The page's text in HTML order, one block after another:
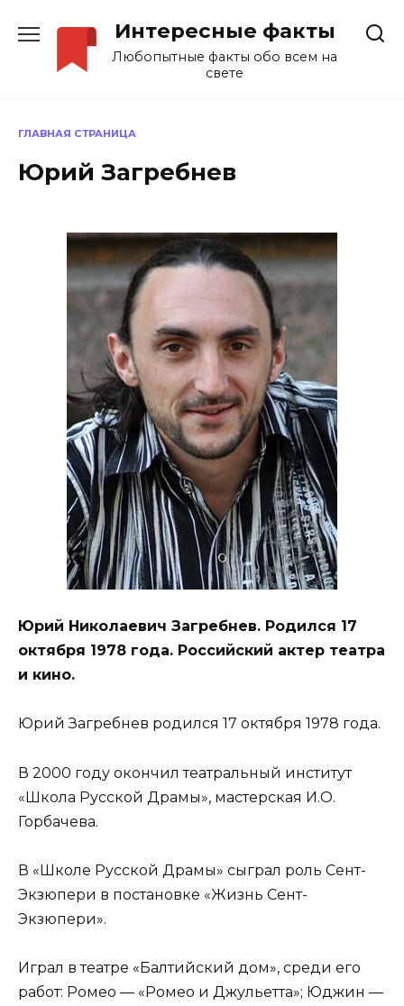
содержанию
Интересные факты
Любопытные факты обо всем на
свете
ГЛАВНАЯ СТРАНИЦА
Юрий Загребнев
Юрий Николаевич Загребнев. Родился 17
октября 1978 года. Российский актер театра
и кино.
Юрий Загребнев родился 17 октября 1978 года.
В 2000 году окончил театральный институт
«Школа Русской Драмы», мастерская И.О.
Горбачева.
В «Школе Русской Драмы» сыграл роль Сент-
Экзюпери в постановке «Жизнь Сент-
Экзюпери».
Играл в театре «Балтийский дом», среди его
работ: Ромео — «Ромео и Джульетта»; Юджин —